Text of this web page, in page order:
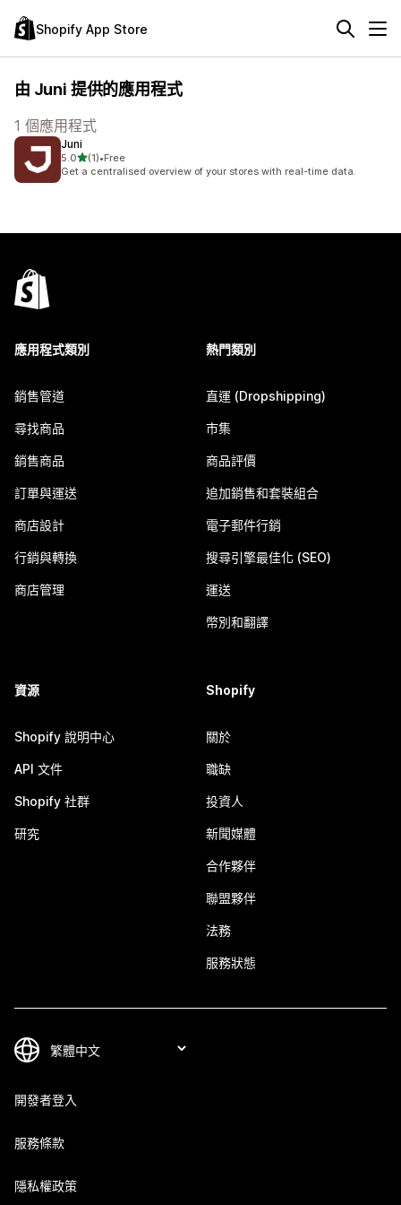
Shopify App Store
由 Juni 提供的應用程式
1 個應用程式
Juni
5.0滿分 5 顆星
(1)
共有 1 則評價
•Free
Get a centralised overview of your stores with real-time data.
應用程式類別
銷售管道
尋找商品
銷售商品
訂單與運送
商店設計
行銷與轉換
商店管理
熱門類別
直運 (Dropshipping)
市集
商品評價
追加銷售和套裝組合
電子郵件行銷
搜尋引擎最佳化 (SEO)
運送
幣別和翻譯
資源
Shopify 說明中心
API 文件
Shopify 社群
研究
Shopify
關於
職缺
投資人
新聞媒體
合作夥伴
聯盟夥伴
法務
服務狀態
開發者登入
服務條款
隱私權政策